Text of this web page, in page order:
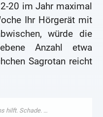
20 im Jahr maximal
Ihr Hörgerät mit
würde die
Anzahl etwa
Sagrotan reicht